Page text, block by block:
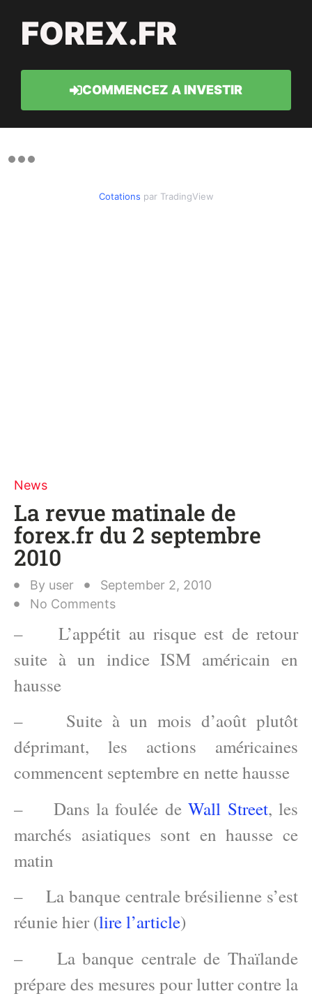
FOREX.FR
COMMENCEZ A INVESTIR
Cotations par TradingView
News
La revue matinale de
forex.fr du 2 septembre
2010
By user
September 2, 2010
No Comments
– L’appétit au risque est de retour
suite à un indice ISM américain en
hausse
– Suite à un mois d’août plutôt
déprimant, les actions américaines
commencent septembre en nette hausse
– Dans la foulée deWall Street, les
marchés asiatiques sont en hausse ce
matin
– La banque centrale brésilienne s’est
réunie hier (lire l’article)
– La banque centrale de Thaïlande
prépare des mesures pour lutter contre la